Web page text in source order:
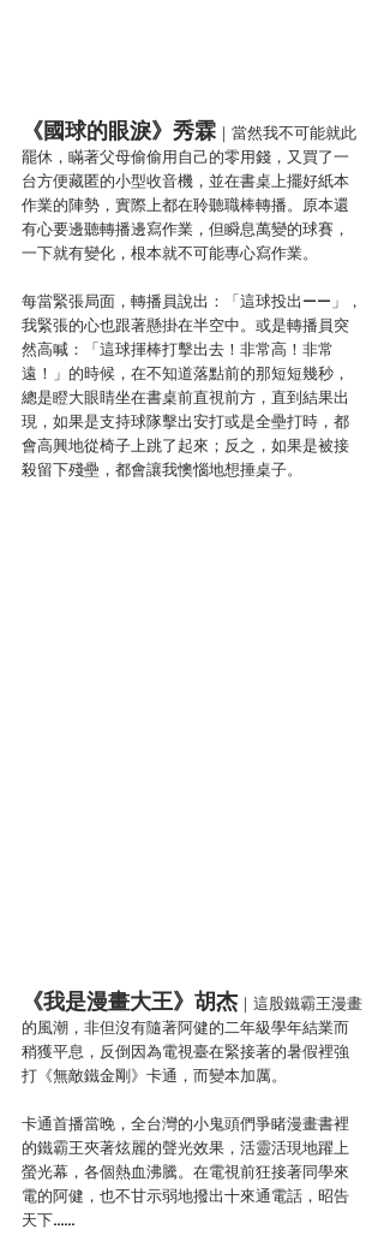
《國球的眼淚》秀霖 ｜當然我不可能就此
罷休，瞞著父母偷偷用自己的零用錢，又買了一
台方便藏匿的小型收音機，並在書桌上擺好紙本
作業的陣勢，實際上都在聆聽職棒轉播。原本還
有心要邊聽轉播邊寫作業，但瞬息萬變的球賽，
一下就有變化，根本就不可能專心寫作業。
每當緊張局面，轉播員說出：「這球投出——」，
我緊張的心也跟著懸掛在半空中。或是轉播員突
然高喊：「這球揮棒打擊出去！非常高！非常
遠！」的時候，在不知道落點前的那短短幾秒，
總是瞪大眼睛坐在書桌前直視前方，直到結果出
現，如果是支持球隊擊出安打或是全壘打時，都
會高興地從椅子上跳了起來；反之，如果是被接
殺留下殘壘，都會讓我懊惱地想捶桌子。
《我是漫畫大王》胡杰 ｜這股鐵霸王漫畫
的風潮，非但沒有隨著阿健的二年級學年結業而
稍獲平息，反倒因為電視臺在緊接著的暑假裡強
打《無敵鐵金剛》卡通，而變本加厲。
卡通首播當晚，全台灣的小鬼頭們爭睹漫畫書裡
的鐵霸王夾著炫麗的聲光效果，活靈活現地躍上
螢光幕，各個熱血沸騰。在電視前狂接著同學來
電的阿健，也不甘示弱地撥出十來通電話，昭告
天下……